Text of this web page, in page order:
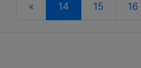
« 14 15 16